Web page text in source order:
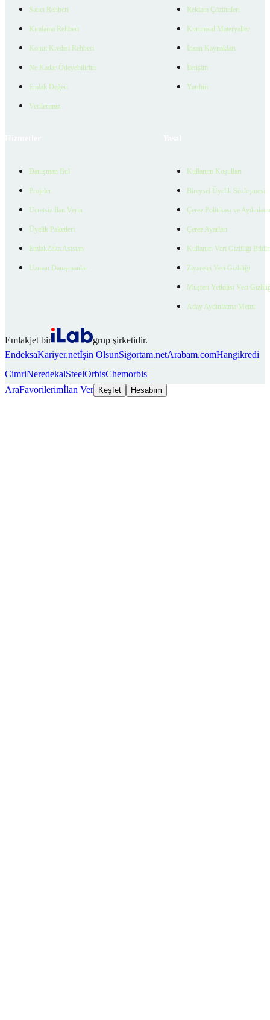
Satıcı Rehberi
Kiralama Rehberi
Konut Kredisi Rehberi
Ne Kadar Ödeyebilirim
Emlak Değeri
Verilerimiz
Reklam Çözümleri
Kurumsal Materyaller
İnsan Kaynakları
İletişim
Yardım
Danışman Bul
Projeler
Ücretsiz İlan Verin
Üyelik Paketleri
EmlakZeka Asistan
Uzman Danışmanlar
Kullanım Koşulları
Bireysel Üyelik Sözleşmesi
Çerez Politikası ve
Çerez Ayarları
Kullanıcı Veri Gizliliği
Ziyaretçi Veri Gizliliği
Müşteri Yetkilisi Veri
Aday Aydınlatma Metni
Emlakjet bir
grup şirketidir.
EndeksaKariyer.netİşin OlsunSigortam.netArabam.comHangikredi
CimriNeredekalSteelOrbisChemorbis
AraFavorilerimİlan Ver Keşfet Hesabım